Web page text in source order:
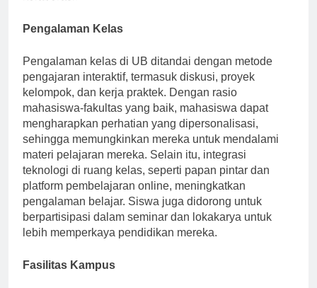
Pengalaman Kelas
Pengalaman kelas di UB ditandai dengan metode
pengajaran interaktif, termasuk diskusi, proyek
kelompok, dan kerja praktek. Dengan rasio
mahasiswa-fakultas yang baik, mahasiswa dapat
mengharapkan perhatian yang dipersonalisasi,
sehingga memungkinkan mereka untuk mendalami
materi pelajaran mereka. Selain itu, integrasi
teknologi di ruang kelas, seperti papan pintar dan
platform pembelajaran online, meningkatkan
pengalaman belajar. Siswa juga didorong untuk
berpartisipasi dalam seminar dan lokakarya untuk
lebih memperkaya pendidikan mereka.
Fasilitas Kampus